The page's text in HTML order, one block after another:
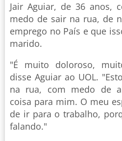
Jair Aguiar, de 36 anos,
medo de sair na rua, de
emprego no País e que
marido.
"É muito doloroso,
disse Aguiar ao UOL.
na rua, com medo de
coisa para mim. O meu
de ir para o trabalho,
falando."